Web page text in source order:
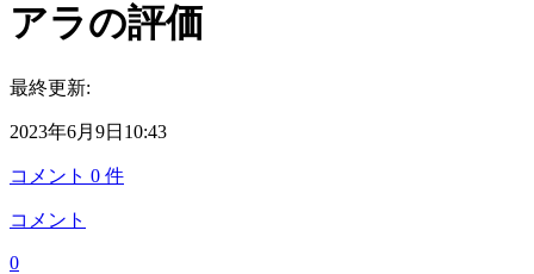
アラの評価
最終更新:
2023年6月9日10:43
コメント 0 件
コメント
0